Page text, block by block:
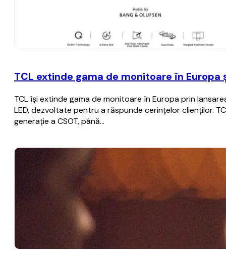
TCL extinde gama de monitoare în
TCL își extinde gama de monitoare în Europa prin
LED, dezvoltate pentru a răspunde cerințelor clienților.
generație a CSOT, până…